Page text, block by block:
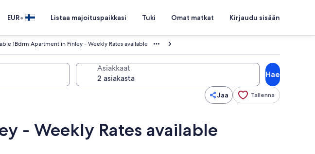
EUR• Listaa majoituspaikkasi Tuki Omat matkat Kirjaudu sisään
1Bdrm Apartment in Finley - Weekly Rates available
Asiakkaat
Hae
Jaa Tallenna
- Weekly Rates available